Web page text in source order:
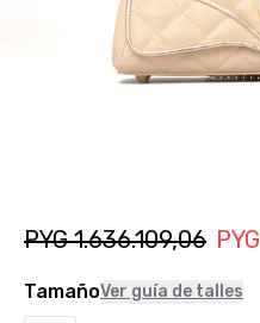
PYG 1.636.109,06 PYG
TamañoVer guía de talles